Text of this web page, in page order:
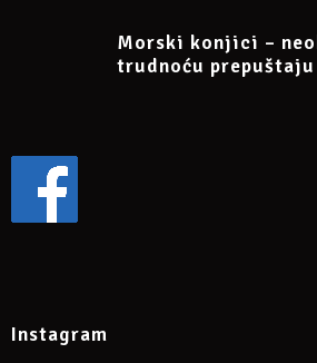
Morski konjici –
trudnoću
Instagram